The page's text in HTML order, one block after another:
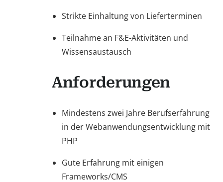
Strikte Einhaltung von Lieferterminen
Teilnahme an F&E-Aktivitäten und
Wissensaustausch
Anforderungen
Mindestens zwei Jahre Berufserfahrung
in der Webanwendungsentwicklung mit
PHP
Gute Erfahrung mit einigen
Frameworks/CMS